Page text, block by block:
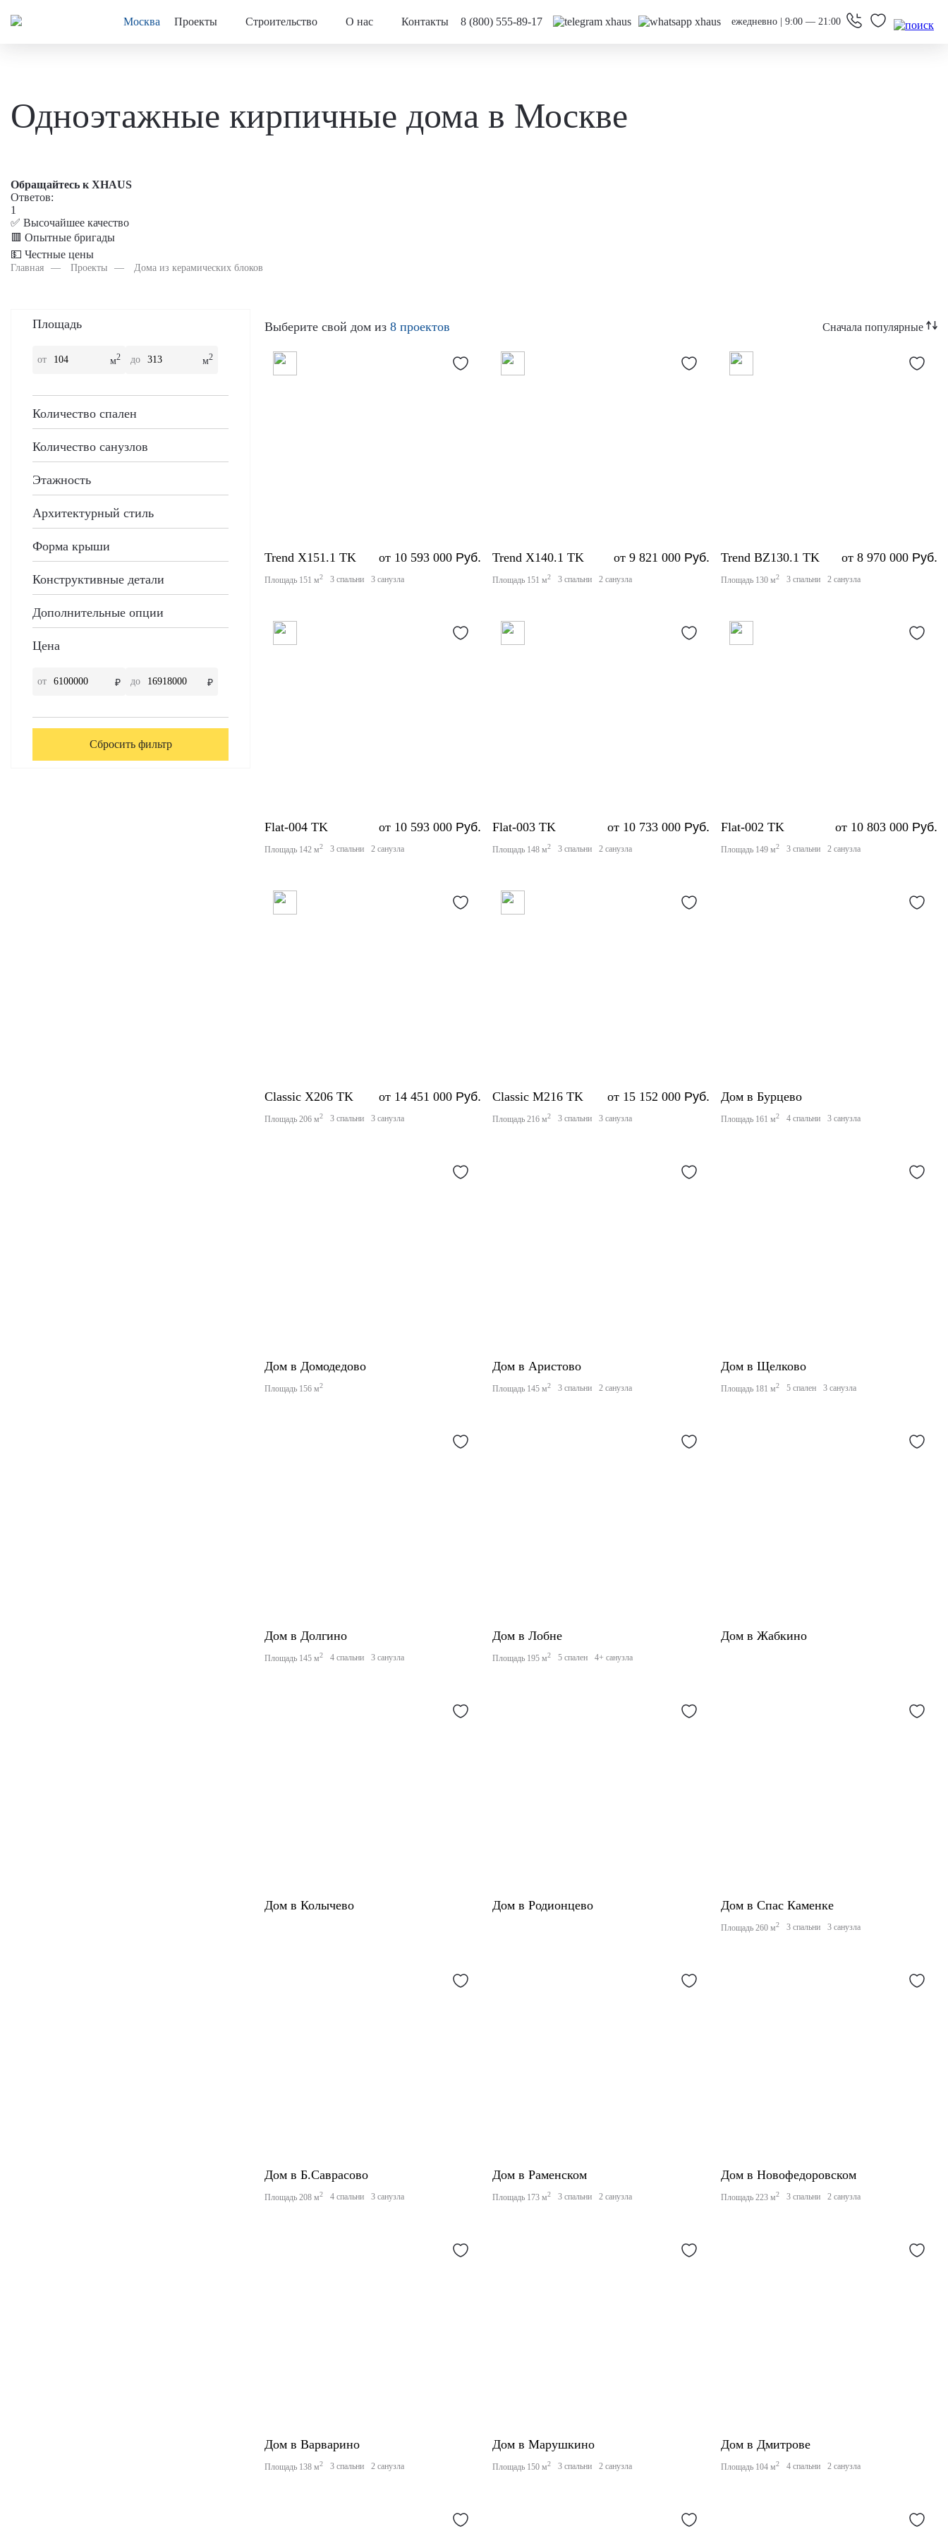
Москва Проекты Строительство О нас Контакты 8 (800) 555-89-17 ежедневно | 9:00 — 21:00
Одноэтажные кирпичные дома в Москве
Обращайтесь к XHAUS
Ответов:
1
✅ Высочайшее качество
🟥 Опытные бригады
💵 Честные цены
Главная Проекты Дома из керамических блоков
Площадь
от м2 до м2
Количество спален
Количество санузлов
Этажность
Архитектурный стиль
Форма крыши
Конструктивные детали
Дополнительные опции
Цена
от ₽ до ₽
Сбросить фильтр
Выберите свой дом из 8 проектов Сначала популярные
Trend X151.1 TK от 10 593 000 Руб.
Площадь 151 м2 3 спальни 3 санузла
Trend X140.1 TK от 9 821 000 Руб.
Площадь 151 м2 3 спальни 2 санузла
Trend BZ130.1 TK от 8 970 000 Руб.
Площадь 130 м2 3 спальни 2 санузла
Flat-004 TK от 10 593 000 Руб.
Площадь 142 м2 3 спальни 2 санузла
Flat-003 TK от 10 733 000 Руб.
Площадь 148 м2 3 спальни 2 санузла
Flat-002 TK от 10 803 000 Руб.
Площадь 149 м2 3 спальни 2 санузла
Classic X206 TK от 14 451 000 Руб.
Площадь 206 м2 3 спальни 3 санузла
Classic M216 TK от 15 152 000 Руб.
Площадь 216 м2 3 спальни 3 санузла
Дом в Бурцево
Площадь 161 м2 4 спальни 3 санузла
Дом в Домодедово
Площадь 156 м2
Дом в Аристово
Площадь 145 м2 3 спальни 2 санузла
Дом в Щелково
Площадь 181 м2 5 спален 3 санузла
Дом в Долгино
Площадь 145 м2 4 спальни 3 санузла
Дом в Лобне
Площадь 195 м2 5 спален 4+ санузла
Дом в Жабкино
Дом в Колычево Дом в Родионцево Дом в Спас Каменке
Площадь 260 м2 3 спальни 3 санузла
Дом в Б.Саврасово
Площадь 208 м2 4 спальни 3 санузла
Дом в Раменском
Площадь 173 м2 3 спальни 2 санузла
Дом в Новофедоровском
Площадь 223 м2 3 спальни 2 санузла
Дом в Варварино
Площадь 138 м2 3 спальни 2 санузла
Дом в Марушкино
Площадь 150 м2 3 спальни 2 санузла
Дом в Дмитрове
Площадь 104 м2 4 спальни 2 санузла